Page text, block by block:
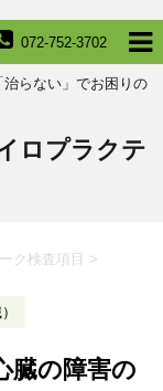
072-752-3702
らない」でお困りの
ロプラクテ
ク検査項目 >
臓の障害の